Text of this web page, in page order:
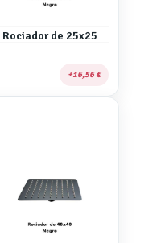
Rociador de 25x25
16,56 €